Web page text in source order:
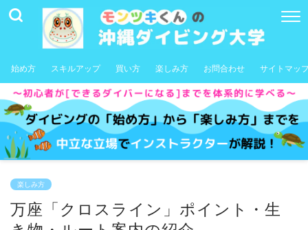
始め方 スキルアップ 買い方 楽しみ方 お問合わせ サイトマッ
楽しみ方
万座「クロスライン」ポイント・生